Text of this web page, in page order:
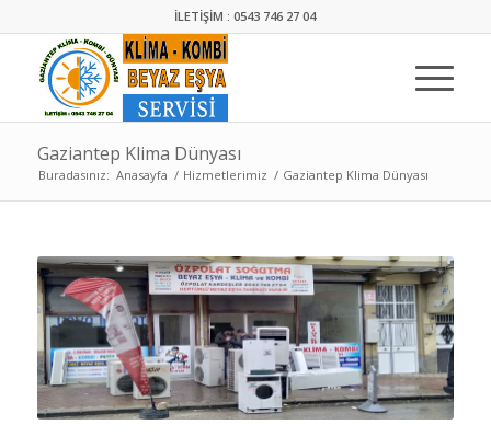
İLETİŞİM : 0543 746 27 04
Gaziantep Klima Dünyası
Buradasınız: Anasayfa / Hizmetlerimiz / Gaziantep Klima Dünyası